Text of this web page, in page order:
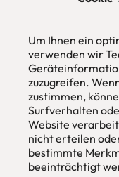
Um Ihnen ein
verwenden wir
zuzugreifen.
zustimmen,
Surfverhalten
Website
nicht erteilen
bestimmte
beeinträchtigt
ohne Mehrpreis nach
Hans Pinsel-Str. 1
im DreierHaus
85540Haar / München
089 / 420 44
Fax
089 / 456 00
E-Mail
Öffnungszeiten des